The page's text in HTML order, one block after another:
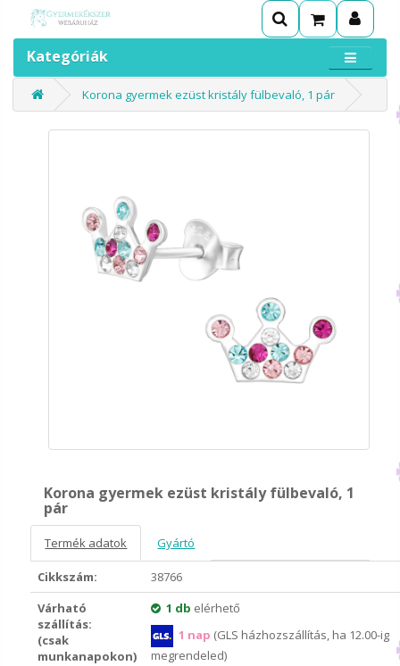
Kategóriák
Korona gyermek ezüst kristály fülbevaló, 1 pár
Korona gyermek ezüst kristály fülbevaló, 1
pár
Termék adatok Gyártó
Cikkszám:
38766
Várható
szállítás:
(csak
munkanapokon)
1 db elérhető
1 nap (GLS házhozszállítás, ha 12.00-ig
megrendeled)